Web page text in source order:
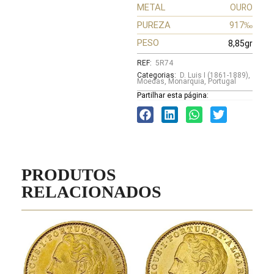
METAL OURO
PUREZA 917‰
PESO 8,85gr
REF: 5R74
Categorias:
D. Luis I (1861-1889),
Moedas, Monarquia, Portugal
Partilhar esta página:
PRODUTOS
RELACIONADOS